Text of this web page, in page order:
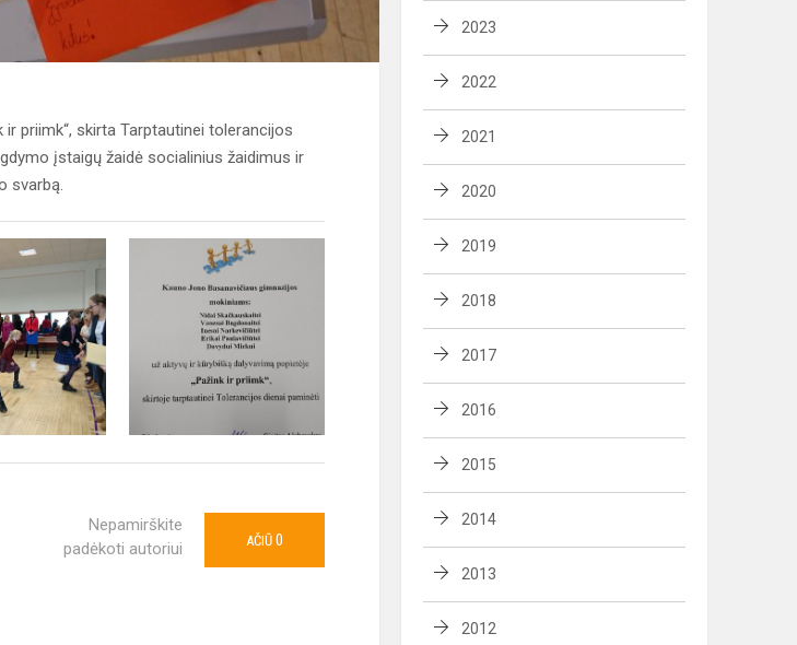
priimk“, skirta Tarptautinei tolerancijos
įstaigų žaidė socialinius žaidimus ir
svarbą.
Nepamirškite
padėkoti autoriui
AČIŪ 0
2023
2022
2021
2020
2019
2018
2017
2016
2015
2014
2013
2012